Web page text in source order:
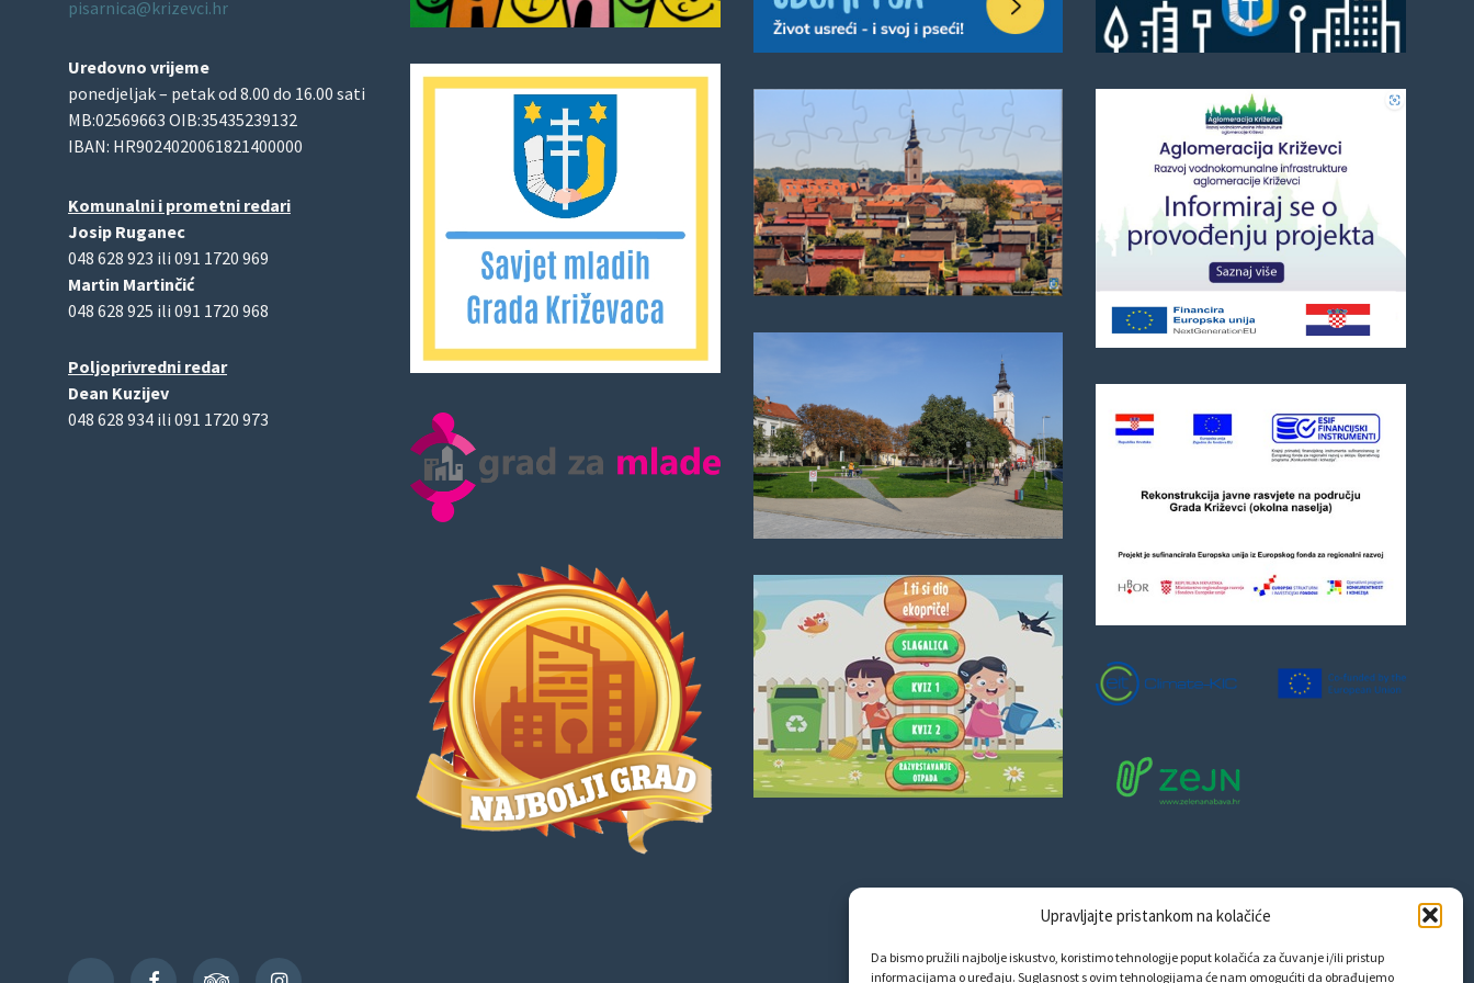
Upravljajte pristankom na kolačiće
Da bismo pružili najbolje iskustvo, koristimo tehnologije poput kolačića za čuvanje i/ili pristup
informacijama o uređaju. Suglasnost s ovim tehnologijama će nam omogućiti da obrađujemo
pisarnica@krizevci.hr
Uredovno vrijeme
ponedjeljak – petak od 8.00 do 16.00 sati
MB:02569663 OIB:35435239132
IBAN: HR9024020061821400000
Komunalni i prometni redari
Josip Ruganec
048 628 923 ili 091 1720 969
Martin Martinčić
048 628 925 ili 091 1720 968
Poljoprivredni redar
Dean Kuzijev
048 628 934 ili 091 1720 973